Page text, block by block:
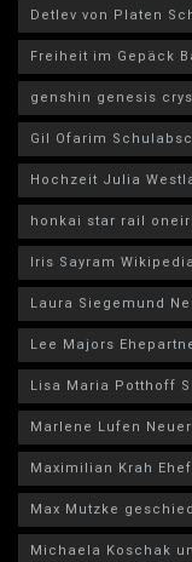
Detlev von Platen
Freiheit im Gepäck
genshin genesis
Gil Ofarim
Hochzeit Julia
honkai star rail
Iris Sayram Wikipedia
Laura Siegemund
Lee Majors
Lisa Maria Potthoff
Marlene Lufen
Maximilian Krah
Max Mutzke
Michaela Koschak